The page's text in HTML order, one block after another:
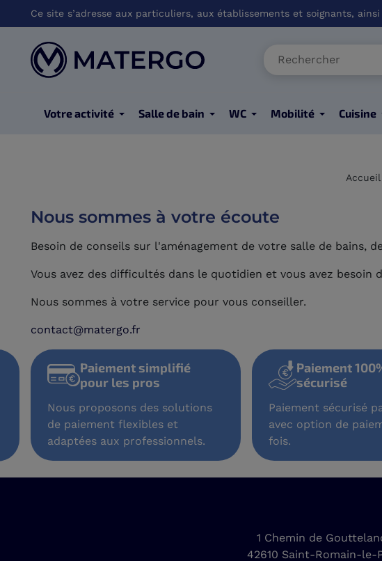
Ce site s’adresse aux particuliers, aux établissements et soignants,
Votre activité Salle de bain WC Mobilité Cuisine
Accueil
Nous sommes à votre écoute
Besoin de conseils sur l'aménagement de votre salle de bains,
Vous avez des difficultés dans le quotidien et vous avez besoin
Nous sommes à votre service pour vous conseiller.
contact@matergo.fr
Pro est
Paiement simplifié
pour les pros
Nous proposons des solutions
de paiement flexibles et
adaptées aux professionnels.
avec
1 Chemin de
42610 Saint-Romain-le-